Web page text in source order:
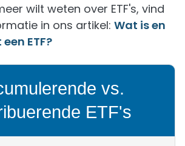
wilt weten over ETF's, vind
in ons artikel: Wat is en
ETF?
vs.
ETF's